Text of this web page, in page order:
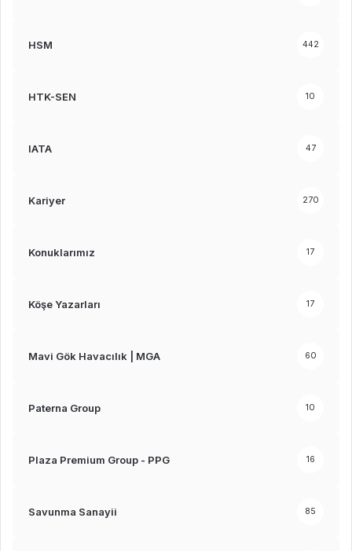
HSM 442
HTK-SEN 10
IATA 47
Kariyer 270
Konuklarımız 17
Köşe Yazarları 17
Mavi Gök Havacılık | MGA 60
Paterna Group 10
Plaza Premium Group - PPG 16
Savunma Sanayii 85